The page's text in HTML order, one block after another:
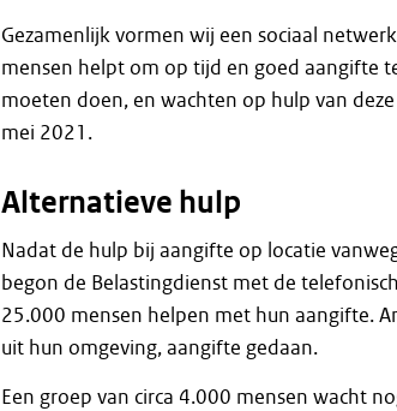
Gezamenlijk vormen wij een sociaal
mensen helpt om op tijd en goed aangifte
moeten doen, en wachten op hulp van
mei 2021.
Alternatieve hulp
Nadat de hulp bij aangifte op locatie
begon de Belastingdienst met de
25.000 mensen helpen met hun aangifte.
uit hun omgeving, aangifte gedaan.
Een groep van circa 4.000 mensen wacht